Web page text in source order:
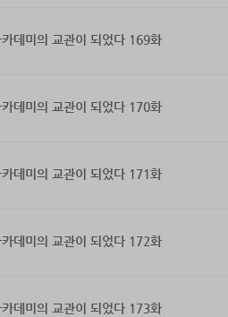
데미의 교관이 되었다 169화
데미의 교관이 되었다 170화
데미의 교관이 되었다 171화
데미의 교관이 되었다 172화
데미의 교관이 되었다 173화